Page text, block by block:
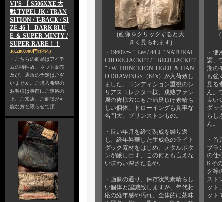
VI'S 【 S506XXE 大
戦 TYPE1 JK / TRAN
SITION / T-BACK / SI
ZE 46 】 DARK BLU
E ＆ SUPER MINTY /
SUPER RARE！！
38,280,000円(税込)
・こちらの商品はアイテ
ムの特性故、ネット販売
及び、通販の予定はござ
いません。ご購入希望の
お客様は事前にご連絡の
上、ご来店、ご商談が可
能な方と限らせて頂…
(画像をクリックすると大
きく見られます)
・1960's〜 “ Lee / 44-J ” NATURAL
CHORE JACKET / “ BEER JACKET
" / W. PRINCETON TIGER ＆ HAN
D DRAWINGS（64's）が入荷致し
ました。コンディション重視のシ
リアスコレクター様、成熟ファン
層の皆様方にもご満足頂け素晴ら
しい個体、ドローイングも見事な
名門大、プリンストンもの。
・長い年月を経て熟成を繰り返
し、経年昇華した生成色のライト
ダック素材をはじめ、メタルボタ
ンが醸し出す、この何とも言えな
い味わい深さたるや。
・画像の通り、保存状態素晴らし
い個体と認識致しますが、年代相
応の経年感や汚れ、全体的に茶味
(
・使
謂、
期の
も強
見る
ん。
良い
ダッ
らし
ん。
・首
ブラ
の仕
Kそ
グ等
スト
ット
ット